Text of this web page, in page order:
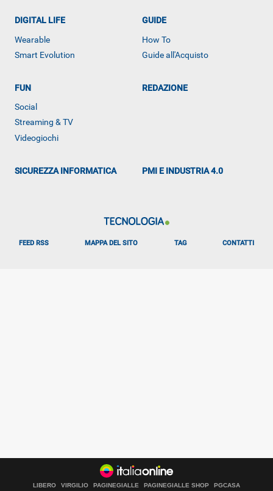
ALTRO
DIGITAL LIFE
Wearable
Smart Evolution
GUIDE
How To
Guide all'Acquisto
FUN
Social
Streaming & TV
Videogiochi
REDAZIONE
SICUREZZA INFORMATICA PMI E INDUSTRIA 4.0
FEED RSS MAPPA DEL SITO TAG CONTATTI
LIBERO VIRGILIO PAGINEGIALLE PAGINEGIALLE SHOP PGCASA